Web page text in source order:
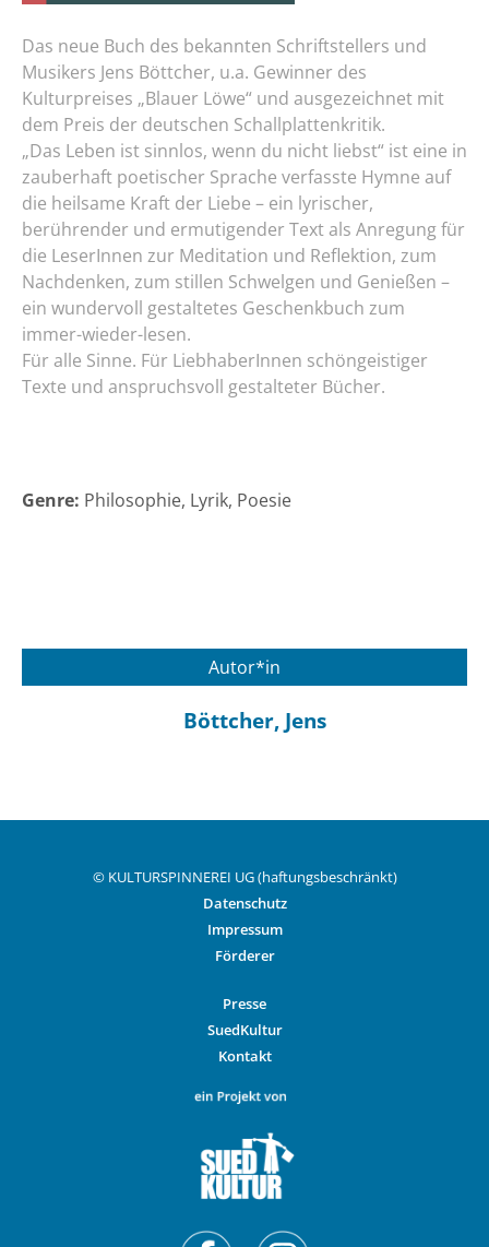
Das neue Buch des bekannten Schriftstellers und
Musikers Jens Böttcher, u.a. Gewinner des
Kulturpreises „Blauer Löwe“ und ausgezeichnet mit
dem Preis der deutschen Schallplattenkritik.
„Das Leben ist sinnlos, wenn du nicht liebst“ ist eine in
zauberhaft poetischer Sprache verfasste Hymne auf
die heilsame Kraft der Liebe – ein lyrischer,
berührender und ermutigender Text als Anregung für
die LeserInnen zur Meditation und Reflektion, zum
Nachdenken, zum stillen Schwelgen und Genießen –
ein wundervoll gestaltetes Geschenkbuch zum
immer-wieder-lesen.
Für alle Sinne. Für LiebhaberInnen schöngeistiger
Texte und anspruchsvoll gestalteter Bücher.
Genre: Philosophie Lyrik Poesie
Autor*in
Böttcher, Jens
© KULTURSPINNEREI UG (haftungsbeschränkt)
Datenschutz
Impressum
Förderer
Presse
SuedKultur
Kontakt